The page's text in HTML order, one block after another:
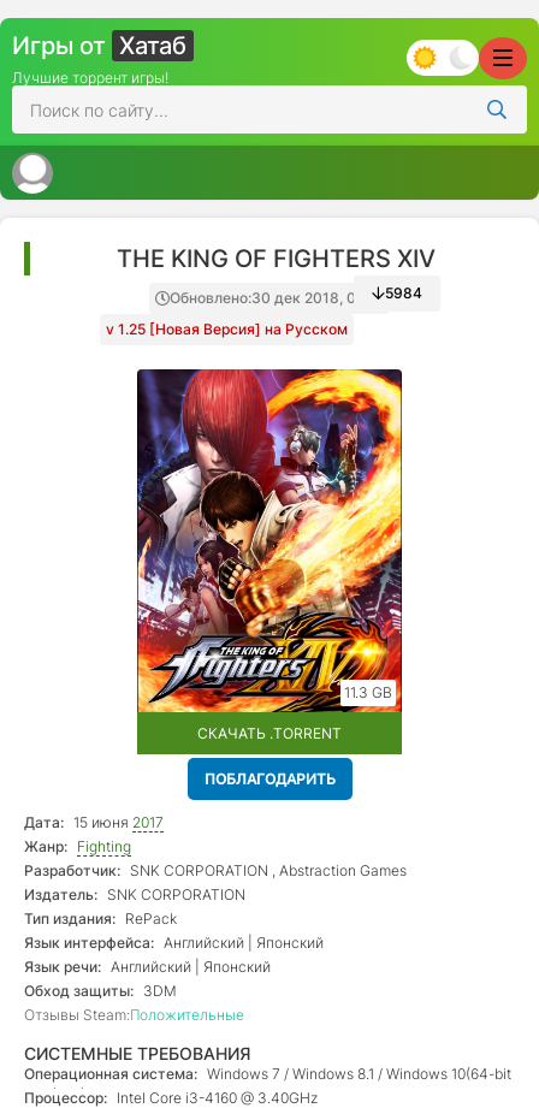
Игры от Хатаб
Лучшие торрент игры!
THE KING OF FIGHTERS XIV
Обновлено:30 дек 2018, 01:10
v 1.25 [Новая Версия] на Русском
5984
11.3 GB
СКАЧАТЬ .TORRENT
ПОБЛАГОДАРИТЬ
Дата: 15 июня 2017
Жанр: Fighting
Разработчик: SNK CORPORATION , Abstraction Games
Издатель: SNK CORPORATION
Тип издания: RePack
Язык интерфейса: Английский | Японский
Язык речи: Английский | Японский
Обход защиты: 3DM
Отзывы Steam:Положительные
СИСТЕМНЫЕ ТРЕБОВАНИЯ
Операционная система: Windows 7 / Windows 8.1 / Windows 10(64-bit
versions)
Процессор: Intel Core i3-4160 @ 3.40GHz